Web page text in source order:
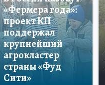
«Фермера года»:
проект КП
поддержал
крупнейший
агрокластер
страны «Фуд
Сити»